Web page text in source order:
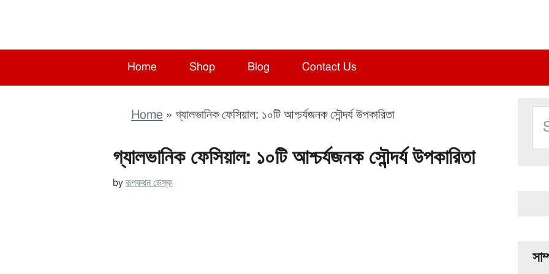
Home
Shop Blog Contact Us
Home » গ্যালভানিক ফেসিয়াল: ১০টি আশ্চর্যজনক সৌন্দর্য উপকারিতা
গ্যালভানিক ফেসিয়াল: ১০টি আশ্চর্যজনক সৌন্দর্য উপকারিতা
byরূপকথন ডেস্ক
this